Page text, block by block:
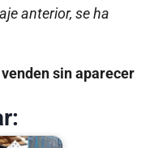
anterior, se ha
sin aparecer